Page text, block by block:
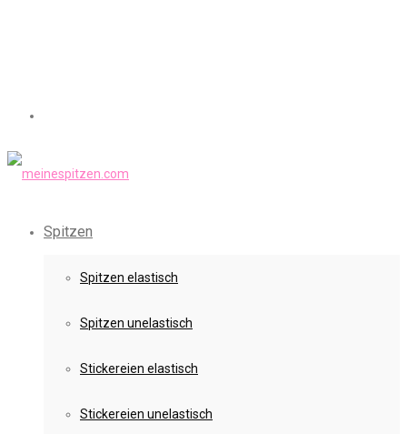
Spitzen
Spitzen elastisch
Spitzen unelastisch
Stickereien elastisch
Stickereien unelastisch